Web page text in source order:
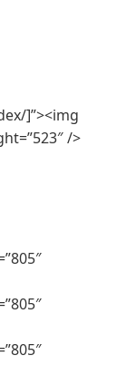
]”><img
/>